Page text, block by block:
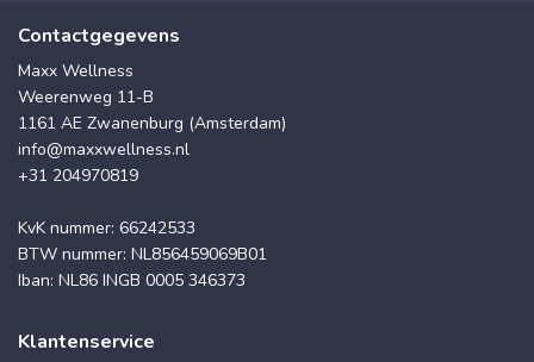
Contactgegevens
Maxx Wellness
Weerenweg 11-B
1161 AE Zwanenburg (Amsterdam)
info@maxxwellness.nl
+31 204970819
KvK nummer: 66242533
BTW nummer: NL856459069B01
Iban: NL86 INGB 0005 346373
Klantenservice